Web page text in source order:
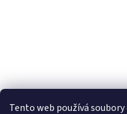
Tento web používá